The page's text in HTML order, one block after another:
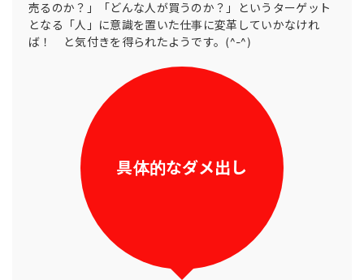
売るのか？」「どんな人が買うのか？」というターゲット
となる「人」に意識を置いた仕事に変革していかなけれ
ば！ と気付きを得られたようです。(^-^)
具体的なダメ出し